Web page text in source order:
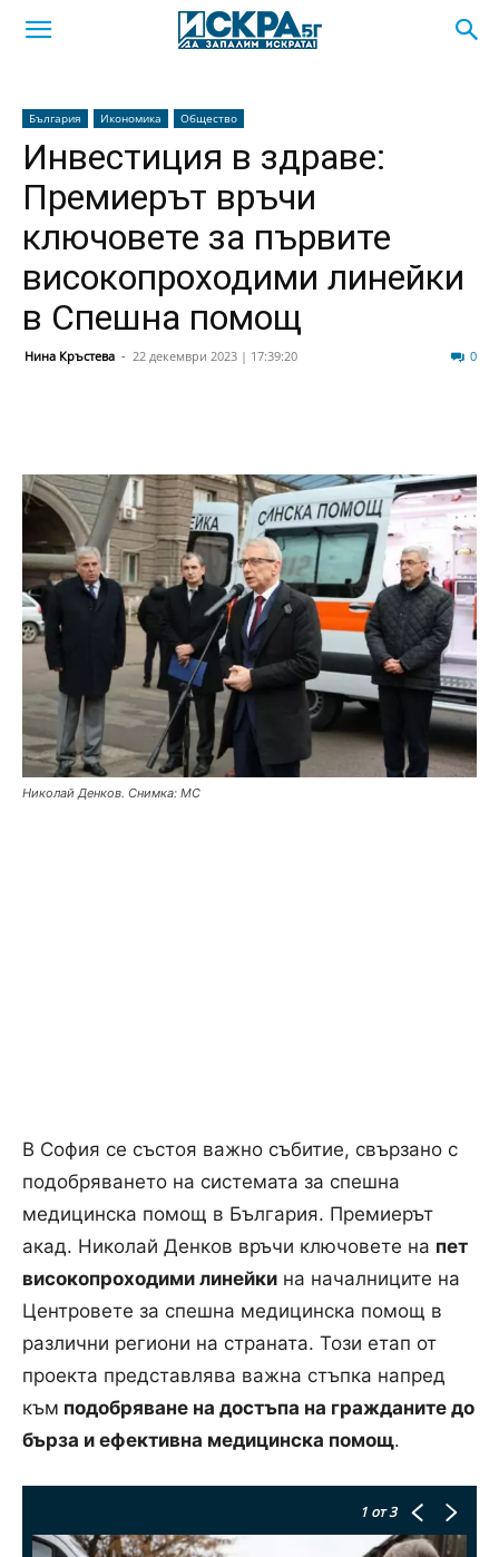
България Икономика Общество
Инвестиция в здраве:
Премиерът връчи
ключовете за първите
високопроходими линейки
в Спешна помощ
Нина Кръстева - 22 декември 2023 | 17:39:20 0
Николай Денков. Снимка: МС
В София се състоя важно събитие, свързано с
подобряването на системата за спешна
медицинска помощ в България. Премиерът
акад. Николай Денков връчи ключовете на пет
високопроходими линейки на началниците на
Центровете за спешна медицинска помощ в
различни региони на страната. Този етап от
проекта представлява важна стъпка напред
към подобряване на достъпа на гражданите до
бърза и ефективна медицинска помощ.
1 от 3